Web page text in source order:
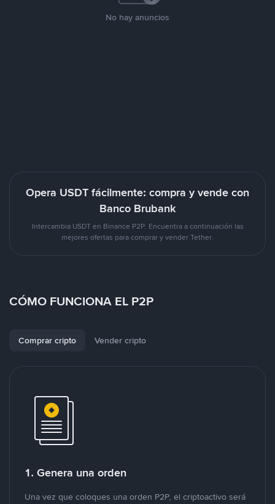
No hay anuncios
Opera USDT fácilmente: compra y vende con
Banco Brubank
Intercambia USDT en Binance P2P. Encuentra a continuación las
mejores ofertas para comprar y vender Tether.
CÓMO FUNCIONA EL P2P
Comprar cripto Vender cripto
1. Genera una orden
Una vez que coloques una orden P2P, el criptoactivo será